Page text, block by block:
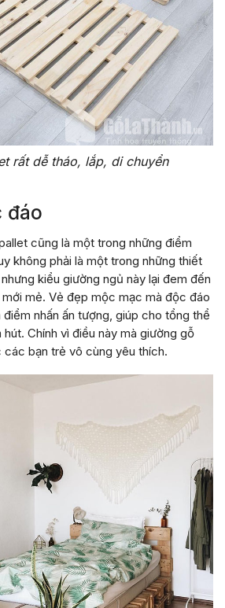
rất dễ tháo, lắp, di chuyển
đáo
cũng là một trong những điểm
không phải là một trong những thiết
kiểu giường ngủ này lại đem đến
mẻ. Vẻ đẹp mộc mạc mà độc đáo
nhấn ấn tượng, giúp cho tổng thể
Chính vì điều này mà giường gỗ
các bạn trẻ vô cùng yêu thích.